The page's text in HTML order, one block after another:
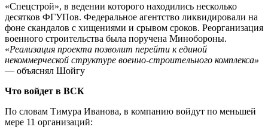
«Спецстрой», в ведении которого находились несколько
десятков ФГУПов. Федеральное агентство ликвидировали на
фоне скандалов с хищениями и срывом сроков. Реорганизация
военного строительства была поручена Минобороны.
«Реализация проекта позволит перейти к единой
некоммерческой структуре военно-строительного комплекса»
— объяснял Шойгу
Что войдет в ВСК
По словам Тимура Иванова, в компанию войдут по меньшей
мере 11 организаций: